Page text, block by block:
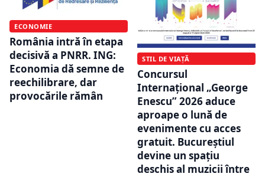
ECONOMIE
România intră în etapa
decisivă a PNRR. ING:
Economia dă semne de
reechilibrare, dar
provocările rămân
STIL DE VIAȚĂ
Concursul
Internațional „George
Enescu” 2026 aduce
aproape o lună de
evenimente cu acces
gratuit. Bucureștiul
devine un spațiu
deschis al muzicii între